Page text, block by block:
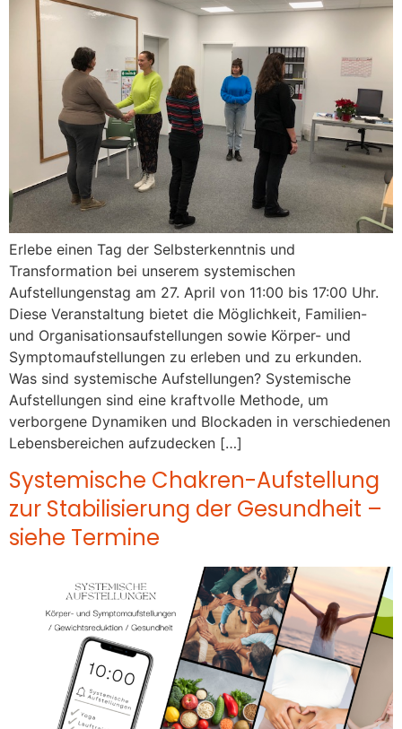
Erlebe einen Tag der Selbsterkenntnis und
Transformation bei unserem systemischen
Aufstellungenstag am 27. April von 11:00 bis 17:00 Uhr.
Diese Veranstaltung bietet die Möglichkeit, Familien-
und Organisationsaufstellungen sowie Körper- und
Symptomaufstellungen zu erleben und zu erkunden.
Was sind systemische Aufstellungen? Systemische
Aufstellungen sind eine kraftvolle Methode, um
verborgene Dynamiken und Blockaden in verschiedenen
Lebensbereichen aufzudecken […]
Systemische Chakren-Aufstellung
zur Stabilisierung der Gesundheit –
siehe Termine